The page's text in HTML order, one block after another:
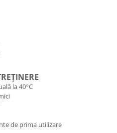
la 40°C
de prima utilizare